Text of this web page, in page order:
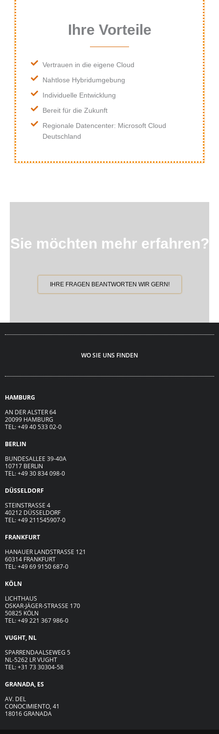
Ihre Vorteile
Vertrauen in die eigene Cloud
Nahtlose Hybridumgebung
Individuelle Entwicklung
Bereit für die Zukunft
Regionale Datencenter: Microsoft Cloud
Deutschland
Sie möchten mehr erfahren?
IHRE FRAGEN BEANTWORTEN WIR GERN!
WO SIE UNS FINDEN
HAMBURG
AN DER ALSTER 64
20099 HAMBURG
TEL: +49 40 533 02-0
BERLIN
BUNDESALLEE 39-40A
10717 BERLIN
TEL: +49 30 834 098-0
DÜSSELDORF
STEINSTRASSE 4
40212 DÜSSELDORF
TEL: +49 211545907-0
FRANKFURT
HANAUER LANDSTRASSE 121
60314 FRANKFURT
TEL: +49 69 9150 687-0
KÖLN
LICHTHAUS
OSKAR-JÄGER-STRASSE 170
50825 KÖLN
TEL: +49 221 367 986-0
VUGHT, NL
SPARRENDAALSEWEG 5
NL-5262 LR VUGHT
TEL: +31 73 30304-58
GRANADA, ES
AV. DEL
CONOCIMIENTO, 41
18016 GRANADA